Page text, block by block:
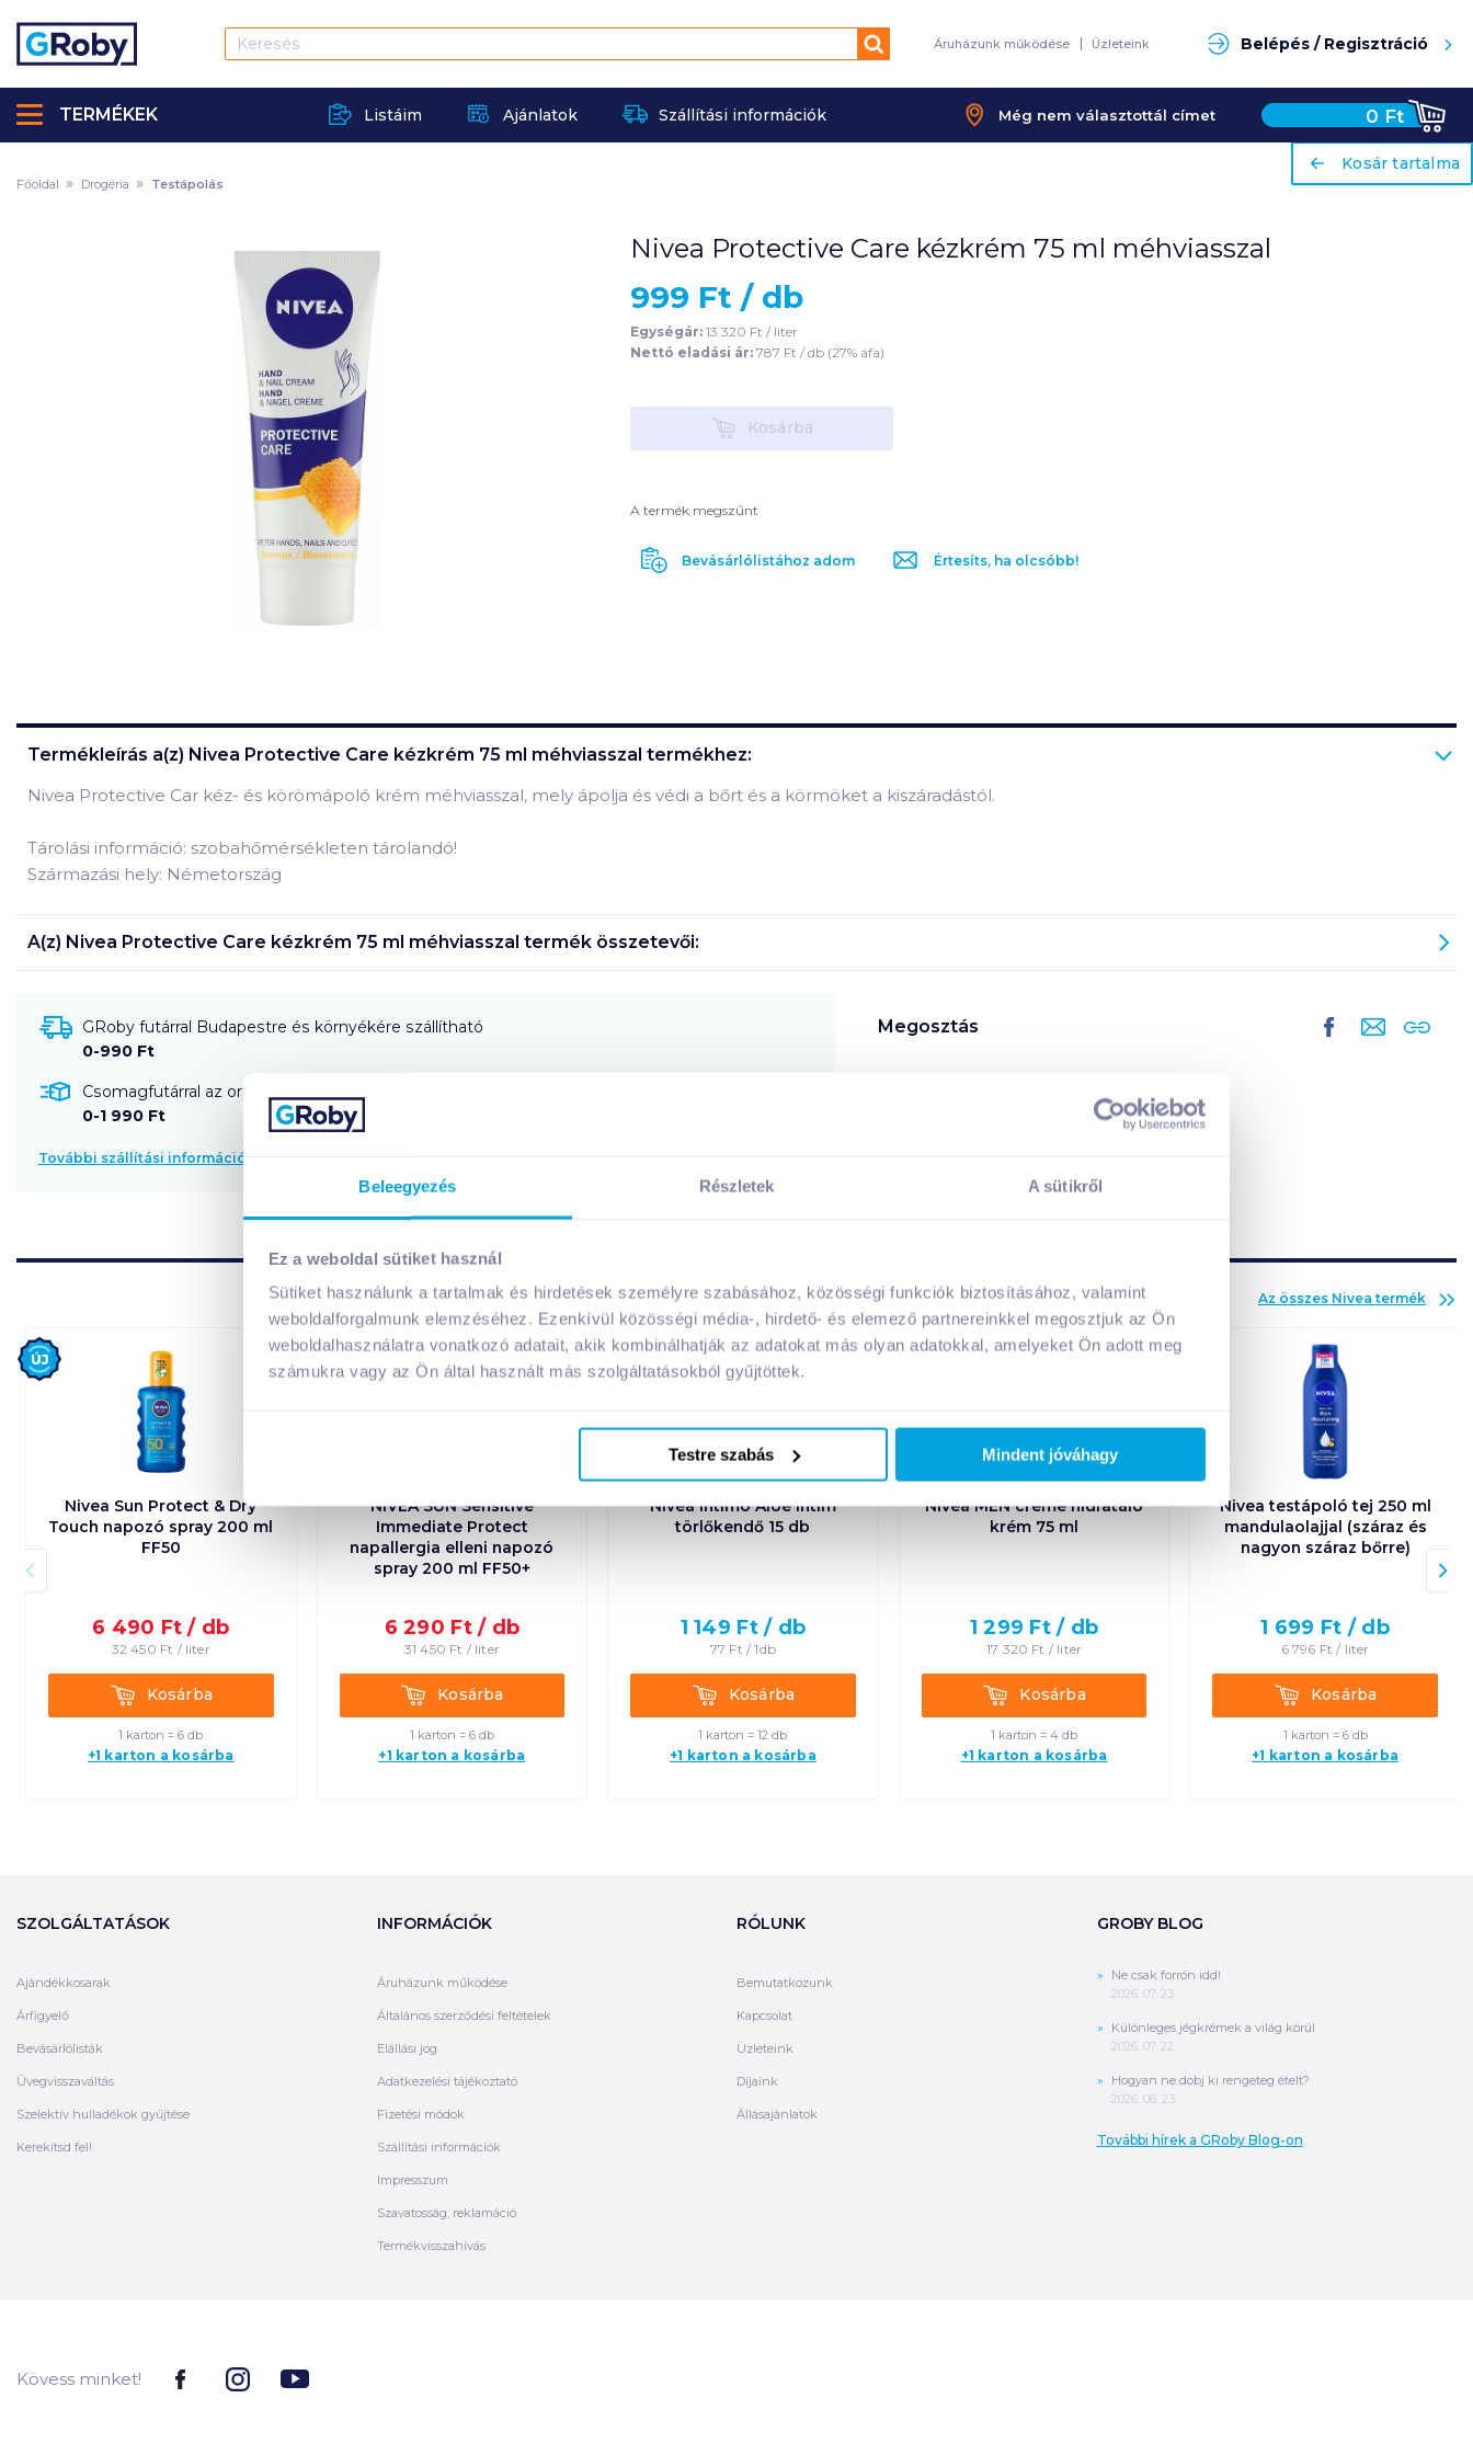
Beleegyezés Részletek A sütikről
Ez a weboldal sütiket használ
Sütiket használunk a tartalmak és hirdetések személyre szabásához, közösségi funkciók biztosításához, valamint
weboldalforgalmunk elemzéséhez. Ezenkívül közösségi média-, hirdető- és elemező partnereinkkel megosztjuk az Ön
weboldalhasználatra vonatkozó adatait, akik kombinálhatják az adatokat más olyan adatokkal, amelyeket Ön adott meg
számukra vagy az Ön által használt más szolgáltatásokból gyűjtöttek.
Testre szabás Mindent jóváhagy
Keresés Áruházunk működése Üzleteink Belépés / Regisztráció
Listáim Ajánlatok Szállítási információk Még nem választottál címet 0 Ft
TERMÉKEK
ariaLabel
Kosár tartalma
A kosarad jelenleg üres.
Adj hozzá termékeket!
Főoldal Drogéria Testápolás
Nivea Protective Care kézkrém 75 ml méhviasszal
999 Ft / db
Egységár: 13 320 Ft / liter
Nettó eladási ár: 787 Ft / db (27% áfa)
KosárbaKosárba
A termék megszűnt
Bevásárlólistához adom Értesíts, ha olcsóbb!
Termékleírás a(z) Nivea Protective Care kézkrém 75 ml méhviasszal termékhez:
Nivea Protective Car kéz- és körömápoló krém méhviasszal, mely ápolja és védi a bőrt és a körmöket a kiszáradástól.
Tárolási információ: szobahőmérsékleten tárolandó!
Származási hely: Németország
A(z) Nivea Protective Care kézkrém 75 ml méhviasszal termék összetevői:
GRoby futárral Budapestre és környékére szállítható
0-990 Ft
Csomagfutárral az ország egész területére szállítható!
0-1 990 Ft
További szállítási információk
Megosztás
Az összes Nivea termék
Nivea Sun Protect & Dry
Touch napozó spray 200 ml
FF50
6 490 Ft / db
32 450 Ft / liter
KosárbaKosárba
1 karton = 6 db
+1 karton a kosárba
Új
NIVEA SUN Sensitive
Immediate Protect
napallergia elleni napozó
spray 200 ml FF50+
6 290 Ft / db
31 450 Ft / liter
KosárbaKosárba
1 karton = 6 db
+1 karton a kosárba
Új
Nivea Intimo Aloe intim
törlőkendő 15 db
1 149 Ft / db
77 Ft /1db
KosárbaKosárba
1 karton = 12 db
+1 karton a kosárba
Nivea MEN creme hidratáló
krém 75 ml
1 299 Ft / db
17 320 Ft / liter
KosárbaKosárba
1 karton = 4 db
+1 karton a kosárba
Nivea testápoló tej 250 ml
mandulaolajjal (száraz és
nagyon száraz bőrre)
1 699 Ft / db
6 796 Ft / liter
KosárbaKosárba
1 karton = 6 db
+1 karton a kosárba
SZOLGÁLTATÁSOK
Ajándékkosarak
Árfigyelő
Bevásárlólisták
Üvegvisszaváltás
Szelektív hulladékok gyűjtése
Kerekítsd fel!
INFORMÁCIÓK
Áruházunk működése
Általános szerződési feltételek
Elállási jog
Adatkezelési tájékoztató
Fizetési módok
Szállítási információk
Impresszum
Szavatosság, reklamáció
Termékvisszahívás
RÓLUNK
Bemutatkozunk
Kapcsolat
Üzleteink
Díjaink
Állásajánlatok
GROBY BLOG
Ne csak forrón idd!
2026. 07. 23.
Különleges jégkrémek a világ körül
2026. 07. 22.
Hogyan ne dobj ki rengeteg ételt?
2026. 06. 23.
További hírek a GRoby Blog-on
Kövess minket!